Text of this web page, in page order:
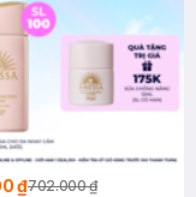
₫702.000 ₫